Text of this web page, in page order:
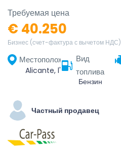
Требуемая цена
€ 40.250
Бизнес (счет-фактура с вычетом НДС)
Местоположение
Alicante, l'Alacantí, Alacant / Alicante, Valencian Community, Spain
Вид
топлива
Бензин
Частный продавец